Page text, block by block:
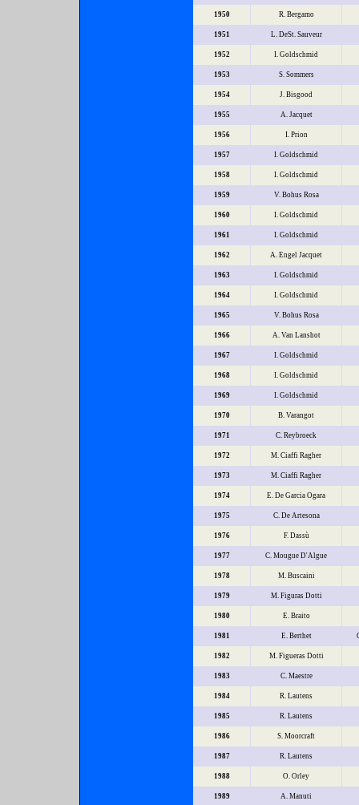
1950 R. Bergamo
1951 L. DeSt. Sauveur
1952 I. Goldschmid
1953 S. Sommers
1954 J. Bisgood
1955 A. Jacquet
1956 I. Prion
1957 I. Goldschmid
1958 I. Goldschmid
1959 V. Bohus Rosa
1960 I. Goldschmid
1961 I. Goldschmid
1962 A. Engel Jacquet
1963 I. Goldschmid
1964 I. Goldschmid
1965 V. Bohus Rosa
1966 A. Van Lanshot
1967 I. Goldschmid
1968 I. Goldschmid
1969 I. Goldschmid
1970 B. Varangot
1971 C. Reybroeck
1972 M. Ciaffi Ragher
1973 M. Ciaffi Ragher
1974 E. De Garcia Ogara
1975 C. De Artesona
1976 F. Dassù
1977 C. Mougue D'Algue
1978 M. Buscaini
1979 M. Figuras Dotti
1980 E. Braito
1981 E. Berthet
1982 M. Figueras Dotti
1983 C. Maestre
1984 R. Lautens
1985 R. Lautens
1986 S. Moorcraft
1987 R. Lautens
1988 O. Orley
1989 A. Manuti